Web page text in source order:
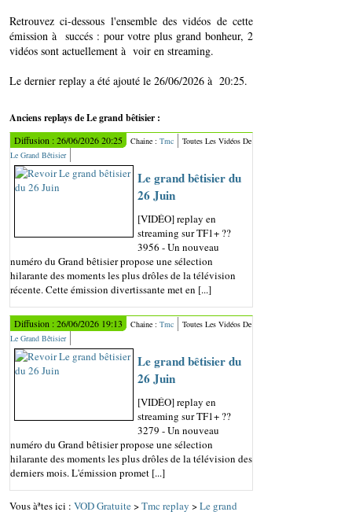
Retrouvez ci-dessous l'ensemble des vidéos de cette
émission à succés : pour votre plus grand bonheur, 2
vidéos sont actuellement à voir en streaming.
Le dernier replay a été ajouté le 26/06/2026 à 20:25.
Anciens replays de Le grand bêtisier :
Diffusion : 26/06/2026 20:25 Chaine : Tmc
Toutes Les Vidéos De
Le Grand Bêtisier
Le grand bêtisier du
26 Juin
[VIDÉO] replay en
streaming sur TF1+ ??
3956 - Un nouveau
numéro du Grand bêtisier propose une sélection
hilarante des moments les plus drôles de la télévision
récente. Cette émission divertissante met en [...]
Diffusion : 26/06/2026 19:13 Chaine : Tmc
Toutes Les Vidéos De
Le Grand Bêtisier
Le grand bêtisier du
26 Juin
[VIDÉO] replay en
streaming sur TF1+ ??
3279 - Un nouveau
numéro du Grand bêtisier propose une sélection
hilarante des moments les plus drôles de la télévision des
derniers mois. L'émission promet [...]
Vous àªtes ici : VOD Gratuite>Tmc replay >Le grand